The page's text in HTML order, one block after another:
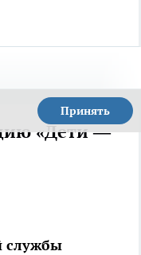
Принять
«Дети —
службы